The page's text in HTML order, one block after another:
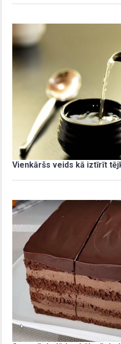
Vienkāršs veids kā iztīrīt